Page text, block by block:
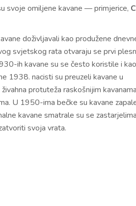
svoje omiljene kavane — primjerice,
doživljavali kao produžene
svjetskog rata otvaraju se prvi
ih kavane su se često koristile i kao
1938. nacisti su preuzeli kavane u
protuteža raskošnijim kavanama
U 1950-ima bečke su kavane
kavane smatrale su se
svoja vrata.